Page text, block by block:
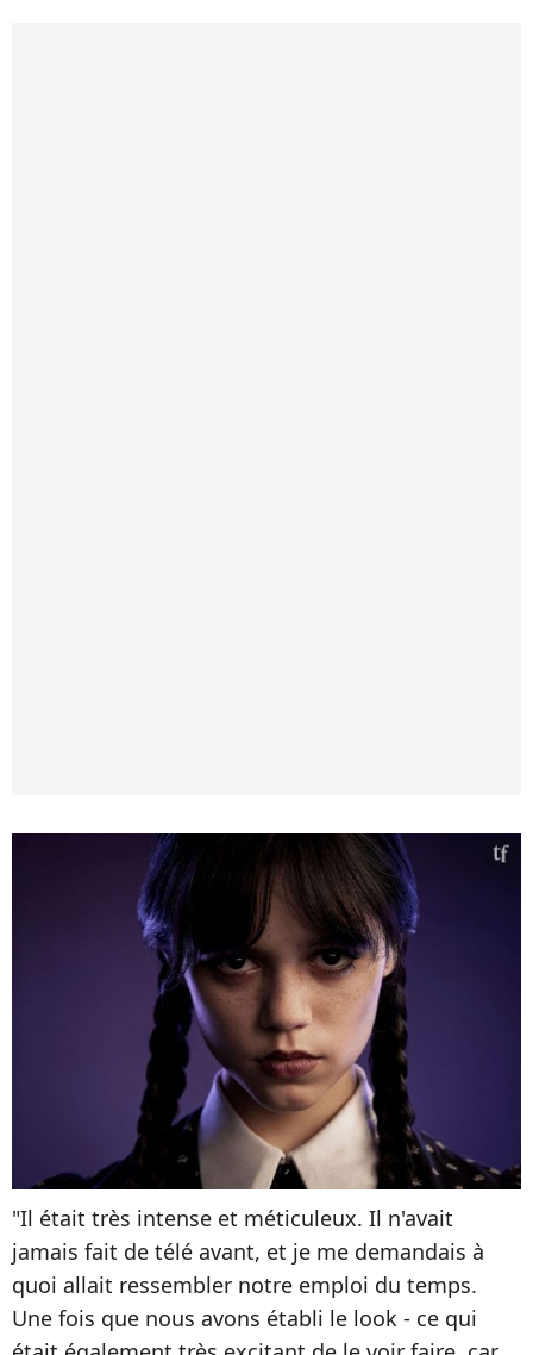
"Il était très intense et méticuleux. Il n'avait
jamais fait de télé avant, et je me demandais à
quoi allait ressembler notre emploi du temps.
Une fois que nous avons établi le look - ce qui